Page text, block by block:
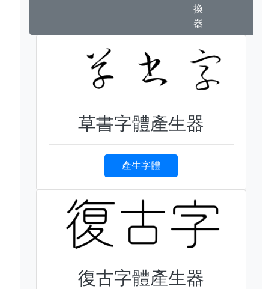
換
器
草書字體產生器
產生字體
復古字體產生器